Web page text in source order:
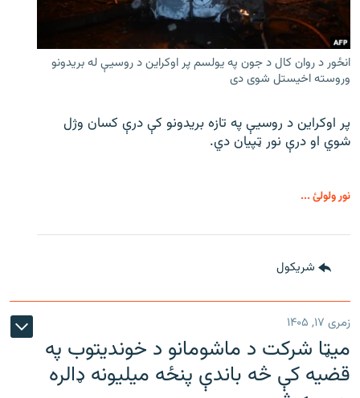
انځور د روان کال د جون په یولسم پر اوکراین د روسیې له بریدونو
وروسته اخیستل شوی دی
پر اوکراین د روسیې په تازه بریدونو کې درې کسان وژل
شوي او درې نور ټپیان دي.
نور ولولئ ...
شريکول
زمری ۱۷, ۱۴۰۵
میټا شرکت د ماشومانو د خوندیتوب په
قضیه کې څه باندې پنځه میلیونه ډالره